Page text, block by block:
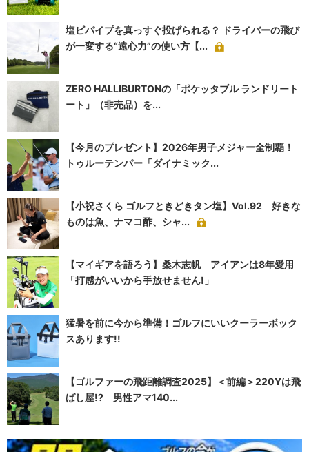
塩ビパイプを真っすぐ投げられる？ ドライバーの飛び
が一変する“遠心力”の使い方【...
ZERO HALLIBURTONの「ポケッタブル ランドリート
ート」（非売品）を...
【今月のプレゼント】2026年男子メジャー全制覇！
トゥルーテンパー「ダイナミック...
【小祝さくら ゴルフときどきタン塩】Vol.92 好きな
ものは魚、ナマコ酢、シャ...
【マイギアを語ろう】桑木志帆 アイアンは8年愛用
「打感がいいから手放せません!」
猛暑を前に今から準備！ゴルフにいいクーラーボック
スあります!!
【ゴルファーの飛距離調査2025】＜前編＞220Yは飛
ばし屋!? 男性アマ140...